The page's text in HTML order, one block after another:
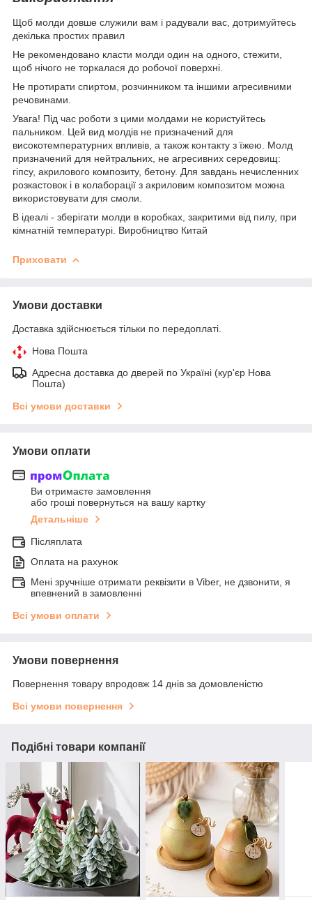
Щоб молди довше служили вам і радували вас, дотримуйтесь
декілька простих правил
Не рекомендовано класти молди один на одного, стежити,
щоб нічого не торкалася до робочої поверхні.
Не протирати спиртом, розчинником та іншими агресивними
речовинами.
Увага! Під час роботи з цими молдами не користуйтесь
пальником. Цей вид молдів не призначений для
високотемпературних впливів, а також контакту з їжею. Молд
призначений для нейтральних, не агресивних середовищ:
гіпсу, акрилового композиту, бетону. Для завдань нечисленних
розкастовок і в колаборації з акриловим композитом можна
використовувати для смоли.
В ідеалі - зберігати молди в коробках, закритими від пилу, при
кімнатній температурі. Виробництво Китай
Приховати
Умови доставки
Доставка здійснюється тільки по передоплаті.
Нова Пошта
Адресна доставка до дверей по Україні (кур'єр Нова
Пошта)
Всі умови доставки
Умови оплати
Ви отримаєте замовлення
або гроші повернуться на вашу картку
Детальніше
Післяплата
Оплата на рахунок
Мені зручніше отримати реквізити в Viber, не дзвонити, я
впевнений в замовленні
Всі умови оплати
Умови повернення
Повернення товару впродовж 14 днів за домовленістю
Всі умови повернення
Подібні товари компанії